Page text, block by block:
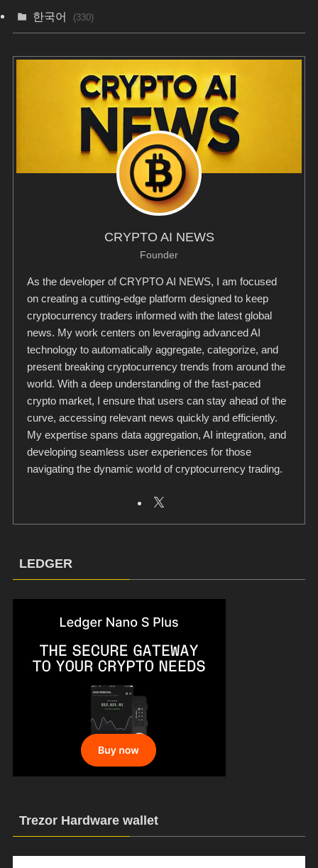
한국어 (330)
CRYPTO AI NEWS
Founder
As the developer of CRYPTO AI NEWS, I am focused
on creating a cutting-edge platform designed to keep
cryptocurrency traders informed with the latest global
news. My work centers on leveraging advanced AI
technology to automatically aggregate, categorize, and
present breaking cryptocurrency trends from around the
world. With a deep understanding of the fast-paced
crypto market, I ensure that users can stay ahead of the
curve, accessing relevant news quickly and efficiently.
My expertise spans data aggregation, AI integration, and
developing seamless user experiences for those
navigating the dynamic world of cryptocurrency trading.
LEDGER
Trezor Hardware wallet